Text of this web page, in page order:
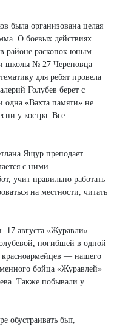
была организована целая
О боевых действиях
районе раскопок юным
школы № 27 Череповца
для ребят провела
Голубев берет с
одна «Вахта памяти» не
у костра. Все
Ящур преподает
с ними
учит правильно работать
на местности, читать
17 августа «Журавли»
погибшей в одной
красноармейцев — нашего
бойца «Журавлей»
Также побывали у
обустраивать быт,